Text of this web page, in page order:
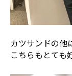
カツサンドの他
こちらもとても